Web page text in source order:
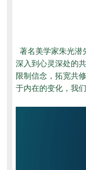
著名美学家朱光潜
深入到心灵深处的
限制信念，拓宽共
于内在的变化，我